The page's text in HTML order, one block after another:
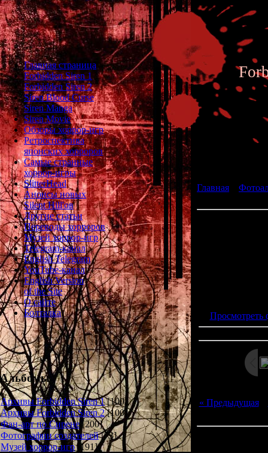
Главная страница
Forbidden Siren 1
Forbidden Siren 2
Siren Blood Curse
Siren Manga
Siren Movie
Обзоры хоррор-игр
Ретроспектива
японских хорроров
Самые странные
хоррор-игры
SlitterHead
Анонсы новых
Silent Hill'ов
Другие статьи
Переводы хорроров
Музей хоррор-игр
Telegram-канал
English Telegram
YouTube-канал
English Version
of the Site
О сайте
Болталка
Альбомы
Архивы Forbidden Siren 1 [100]
Архивы Forbidden Siren 2 [100]
Фан-арт по Сирене [200]
Фотографии создателей [73]
Музей хоррор-игр
[191]
Главная
Просмотреть
« Предыдущая|